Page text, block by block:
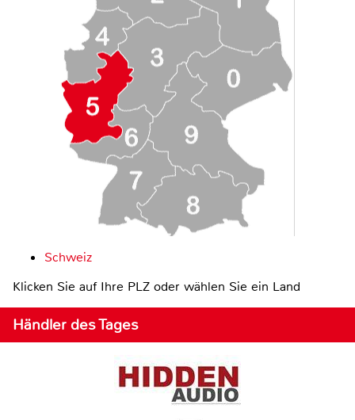
Schweiz
Klicken Sie auf Ihre PLZ oder wählen Sie ein Land
Händler des Tages